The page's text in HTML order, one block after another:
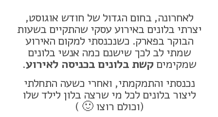
לאחרונה, בחום הגדול של חודש אוגוסט,
יצרתי בלונים באירוע עסקי שהתקיים בשעות
הבוקר בפארק. כשנכנסתי למקום האירוע
שמתי לב לכך שישנם כמה אנשי בלונים
שמקימיםקשת בלונים בכניסה לאירוע.
נכנסתי והתמקמתי, ואחרי כשעה התחלתי
ליצור בלונים לכל מי שרצה בלון לילד שלו
(וכולם רוצו 🙂 )